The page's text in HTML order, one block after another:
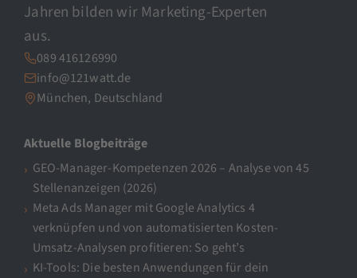
Jahren bilden wir Marketing-Experten
aus.
089 416126990
info@121watt.de
München, Deutschland
Aktuelle Blogbeiträge
GEO-Manager-Kompetenzen 2026 – Analyse von 45
Stellenanzeigen (2026)
Meta Ads Manager mit Google Analytics 4
verknüpfen und von automatisierten Kosten-
Umsatz-Analysen profitieren: So geht’s
KI-Tools: Die besten Anwendungen für dein